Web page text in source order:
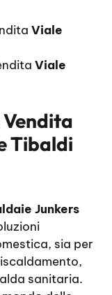
Viale
Viale
Vendita
Tibaldi
Junkers
sia per
sanitaria.